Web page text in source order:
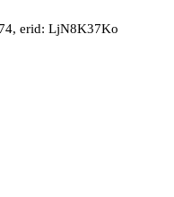
erid: LjN8K37Ko